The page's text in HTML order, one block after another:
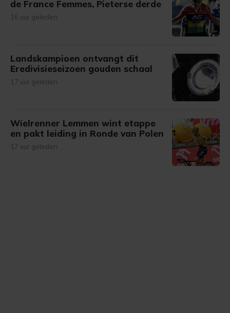
de France Femmes, Pieterse derde
16 uur geleden
Landskampioen ontvangt dit
Eredivisieseizoen gouden schaal
17 uur geleden
Wielrenner Lemmen wint etappe
en pakt leiding in Ronde van Polen
17 uur geleden